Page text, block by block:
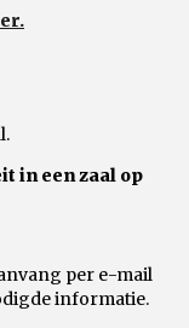
in een zaal op
per e-mail
informatie.